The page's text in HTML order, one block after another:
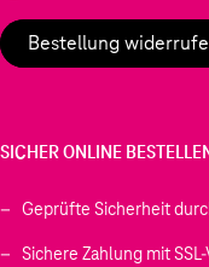
Bestellung
SICHER ONLINE
Geprüfte Sicherheit
Sichere Zahlung mit